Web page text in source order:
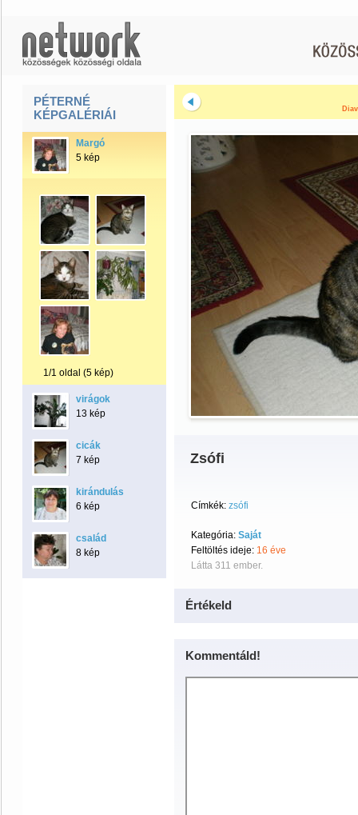
PÉTERNÉ
KÉPGALÉRIÁI
Margó
5 kép
1/1 oldal (5 kép)
virágok
13 kép
cicák
7 kép
kirándulás
6 kép
család
8 kép
Zsófi
Címkék: zsófi
Kategória: Saját
Feltöltés ideje: 16 éve
Látta 311 ember.
Értékeld
Kommentáld!